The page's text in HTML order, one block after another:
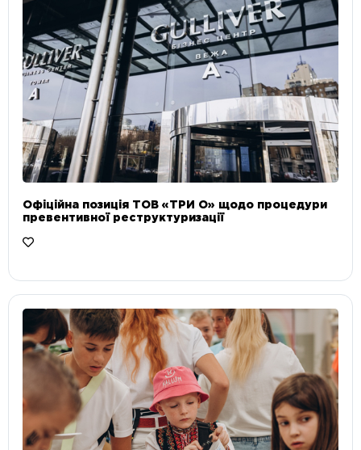
Офіційна позиція ТОВ «ТРИ О» щодо процедури
превентивної реструктуризації